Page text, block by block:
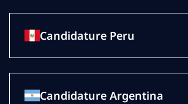
Candidature Peru
Candidature Argentina